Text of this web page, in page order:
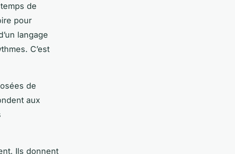
de
pour
langage
C’est
de
aux
Ils donnent